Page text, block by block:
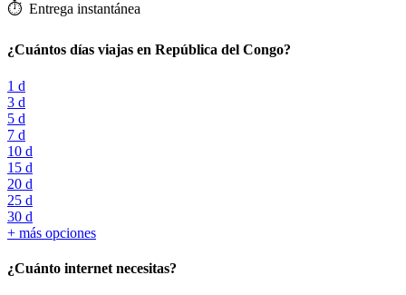
⏱️️ Entrega instantánea
¿Cuántos días viajas en República del Congo?
1 d
3 d
5 d
7 d
10 d
15 d
20 d
25 d
30 d
+ más opciones
¿Cuánto internet necesitas?